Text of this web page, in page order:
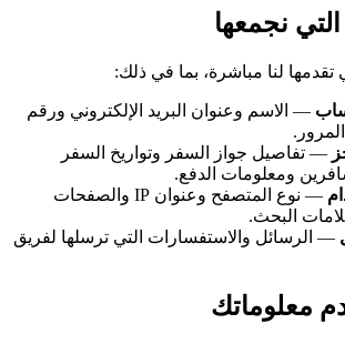
تقدمها لنا مباشرة، بما في ذلك:
— الاسم وعنوان البريد الإلكتروني ورقم
— تفاصيل جواز السفر وتواريخ السفر
ومعلومات الدفع.
— نوع المتصفح وعنوان IP والصفحات
البحث.
— الرسائل والاستفسارات التي ترسلها لفريق